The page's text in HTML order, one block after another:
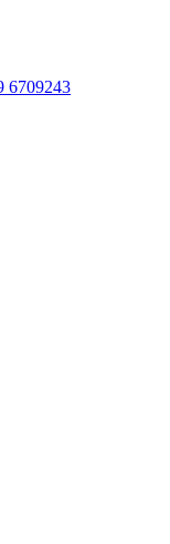
6709243